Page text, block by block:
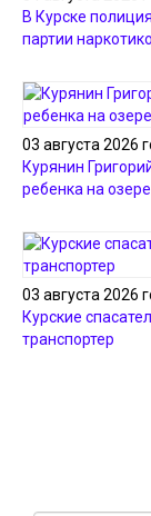
В Курске
партии
03 августа 2026
Курянин
ребенка на озере
03 августа 2026
Курские
транспортер